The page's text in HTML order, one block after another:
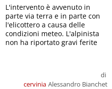
cervinia
di
Alessandro Bianchet
L'intervento è avvenuto in
parte via terra e in parte con
l'elicottero a causa delle
condizioni meteo. L'alpinista
non ha riportato gravi ferite